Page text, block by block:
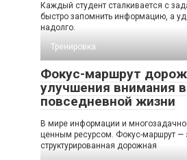
Каждый студент сталкивается с
быстро запомнить информацию, а
надолго.
Тренировка
Фокус-маршрут
улучшения внимания в
повседневной жизни
В мире информации и
ценным ресурсом. Фокус-маршрут —
структурированная дорожная